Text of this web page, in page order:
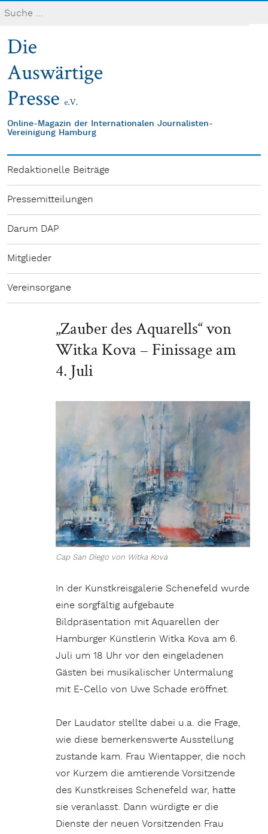
Online-Magazin der Internationalen Journalisten-
Vereinigung Hamburg
Redaktionelle Beiträge
Pressemitteilungen
Darum DAP
Mitglieder
Vereinsorgane
„Zauber des Aquarells“ von
Witka Kova – Finissage am
4. Juli
Cap San Diego von Witka Kova
In der Kunstkreisgalerie Schenefeld wurde
eine sorgfältig aufgebaute
Bildpräsentation mit Aquarellen der
Hamburger Künstlerin Witka Kova am 6.
Juli um 18 Uhr vor den eingeladenen
Gästen bei musikalischer Untermalung
mit E-Cello von Uwe Schade eröffnet.
Der Laudator stellte dabei u.a. die Frage,
wie diese bemerkenswerte Ausstellung
zustande kam. Frau Wientapper, die noch
vor Kurzem die amtierende Vorsitzende
des Kunstkreises Schenefeld war, hatte
sie veranlasst. Dann würdigte er die
Dienste der neuen Vorsitzenden Frau